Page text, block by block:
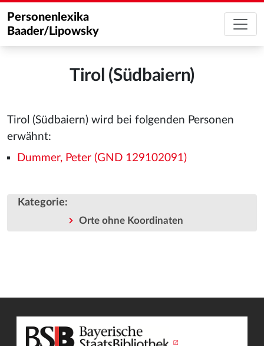
Personenlexika
Baader/Lipowsky
Tirol (Südbaiern)
Tirol (Südbaiern) wird bei folgenden Personen
erwähnt:
Dummer, Peter (GND 129102091)
Kategorie:
Orte ohne Koordinaten